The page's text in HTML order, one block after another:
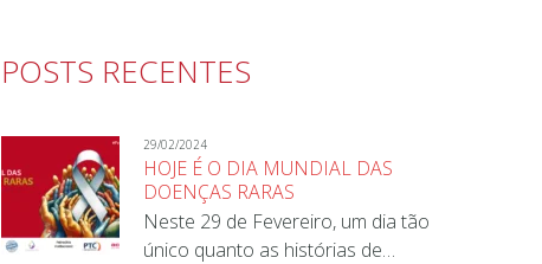
POSTS RECENTES
29/02/2024
HOJE É O DIA MUNDIAL DAS
DOENÇAS RARAS
Neste 29 de Fevereiro, um dia tão
único quanto as histórias de…